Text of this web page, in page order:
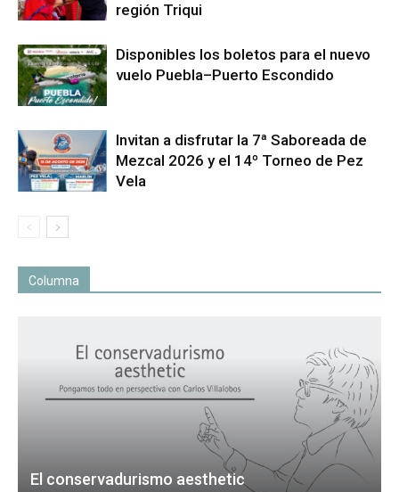
región Triqui
Disponibles los boletos para el nuevo
vuelo Puebla–Puerto Escondido
Invitan a disfrutar la 7ª Saboreada de
Mezcal 2026 y el 14º Torneo de Pez
Vela
Columna
El conservadurismo aesthetic